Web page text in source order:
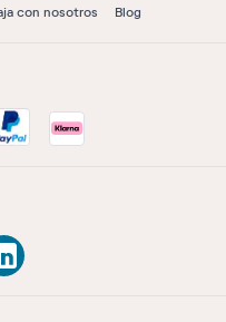
con nosotros Blog